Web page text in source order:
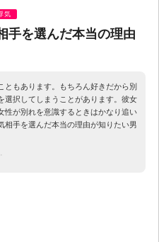
気
手を選んだ本当の理由
もあります。もちろん好きだから別
選択してしまうことがあります。彼女
性が別れを意識するときはかなり追い
手を選んだ本当の理由が知りたい男